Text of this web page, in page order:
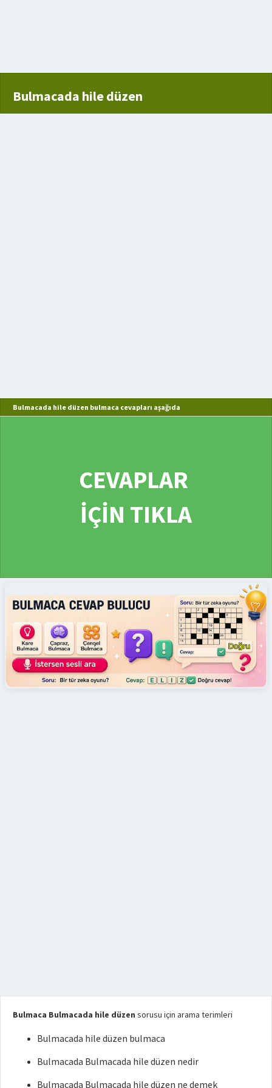
Bulmacada hile düzen
Bulmacada hile düzen bulmaca cevapları aşağıda
CEVAPLAR
İÇİN TIKLA
Bulmaca Bulmacada hile düzen sorusu için arama terimleri
Bulmacada hile düzen bulmaca
Bulmacada Bulmacada hile düzen nedir
Bulmacada Bulmacada hile düzen ne demek